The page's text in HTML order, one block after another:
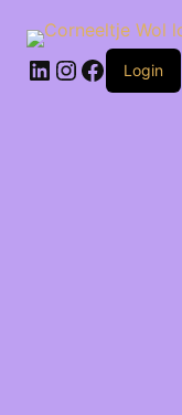
naar
inhoudLinkedIn
Instagram
Login